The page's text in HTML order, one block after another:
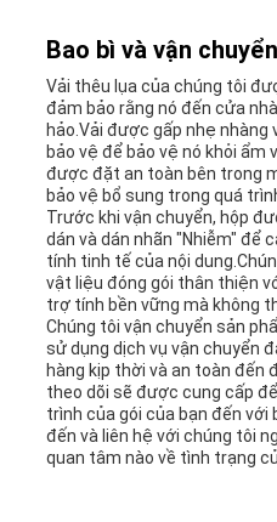
Bao bì và vận
Vải thêu lụa của chúng tôi
đảm bảo rằng nó đến cửa
hảo.Vải được gấp nhẹ
bảo vệ để bảo vệ nó khỏi ẩm
được đặt an toàn bên trong
bảo vệ bổ sung trong quá
Trước khi vận chuyển, hộp
dán và dán nhãn "Nhiễm" để
tính tinh tế của nội
vật liệu đóng gói thân thiện
trợ tính bền vững mà không
Chúng tôi vận chuyển sản
sử dụng dịch vụ vận chuyển
hàng kịp thời và an toàn đến
theo dõi sẽ được cung cấp
trình của gói của bạn đến với
đến và liên hệ với chúng tôi
quan tâm nào về tình trạng